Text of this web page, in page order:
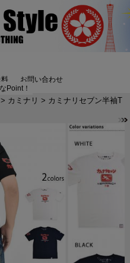
料
お問い合わせ
Point！
> カミナリ > カミナリセブン半袖T